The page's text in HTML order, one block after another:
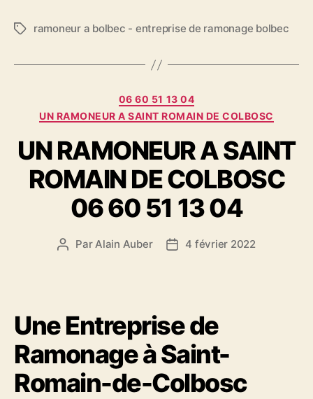
É
e
ramoneur a bolbec - entreprise de ramonage bolbec
C
a
t
é
g
o
r
i
e
06 60 51 13 04
UN RAMONEUR A SAINT ROMAIN DE COLBOSC
UN RAMONEUR A SAINT
ROMAIN DE COLBOSC
06 60 51 13 04
A
d
e
l
’
ParAlain Auber
D
e
l
’
a
r
4 février 2022
Une Entreprise de
Ramonage à Saint-
Romain-de-Colbosc